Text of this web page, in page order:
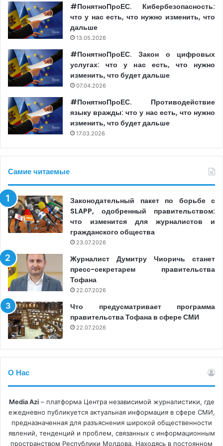
резко критикуя в своих новостях, ток-шоу и
сатирических передачах Блок «Альтернатива» и
Патриотический избирательный блок. Аналогичным
развлекательные программы.
Аналогичным образом, новости на ProTV Chișinău
продемонстрировали более критическую позицию по
отношению к Патриотическому избирательному блоку
и, в меньшей степени, к Блоку «Альтернатива» и PAS,
предоставляя всем смесь нейтрального и негативного
освещения в СМИ.
Новостные выпуски Cinema 1 были сосредоточены в
основном на предвыборных событиях и заявлениях
конкурентов, уделяя большую часть своего эфирного
времени партии PAS, за которой следовали
Патриотический избирательный блок и Блок
«Альтернатива» с нейтральным и положительным
освещением соответственно. Cinema 1 также уделил
значительное время в новостях деятельности
правительства, косвенно благоприятствуя PAS. В свою
очередь, частный вещатель TVC21 посвятил треть
своих предвыборных новостей Патриотическому
избирательному блоку, с более нейтральным или
положительным тоном, в то время как PAS получил
ток-шоу TVC21, преимущественно связанных с
оппозицией, присоединились к анти-PAS нарративам,
Мониторируемые онлайн-источники «также
продемонстрировали явное выравнивание
#ПонятноПроЕС. Кибербезопасность:
что у нас есть, что нужно изменить, что
дальше
13.05.2026
#ПонятноПроЕС. Закон о цифровых
услугах: что у нас есть, что нужно
изменить, что будет дальше
07.04.2026
#ПонятноПроЕС. Противодействие
языку вражды: что у нас есть, что нужно
изменить, что будет дальше
17.03.2026
Самие читаемые
Законодательный пакет по борьбе с
SLAPP, одобренный правительством:
что изменится для журналистов и
гражданского общества
23.07.2026
Журналист Думитру Чиоричь станет
пресс-секретарем правительства
Тофана
22.07.2026
Что предусматривает программа
правительства Тофана в сфере СМИ
22.07.2026
О Нас
Media Azi– платформа Центра независимой журналистики, где
ежедневно публикуется актуальная информация в сфере СМИ,
предназначенная для разъяснения широкой общественности
явлений, тенденций и проблем, связанных с информационным
пространством Республики Молдова. Находясь в постоянном